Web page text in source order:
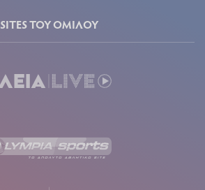
SITES ΤΟΥ ΟΜΙΛΟΥ